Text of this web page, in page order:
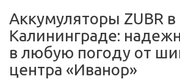
Аккумуляторы ZUBR в
Калининграде:
в любую погоду от
центра «Иванор»